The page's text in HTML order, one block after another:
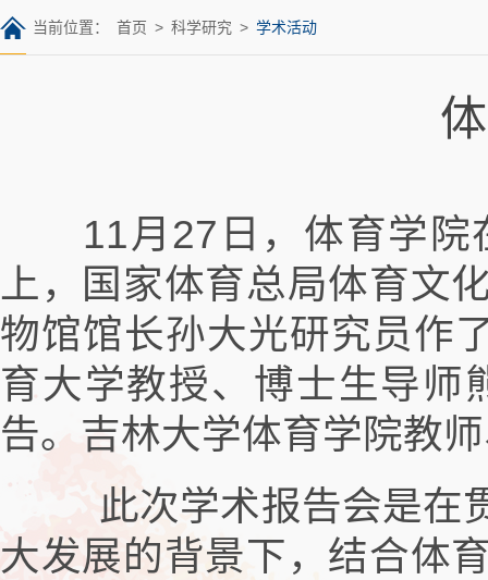
当前位置： 首页 > 科学研究 > 学术活动
11月27日，体育学院
上，国家体育总局体育文
物馆馆长孙大光研究员作
育大学教授、博士生导师
告。吉林大学体育学院教
此次学术报告会是在
大发展的背景下，结合体